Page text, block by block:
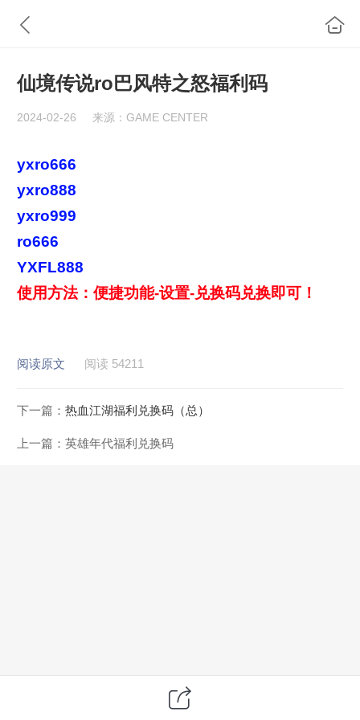
仙境传说ro巴风特之怒福利码
2024-02-26 来源：GAME CENTER
yxro666
yxro888
yxro999
ro666
YXFL888
使用方法：便捷功能-设置-兑换码兑换即可！
阅读原文 阅读 54211
下一篇： 热血江湖福利兑换码（总）
上一篇： 英雄年代福利兑换码